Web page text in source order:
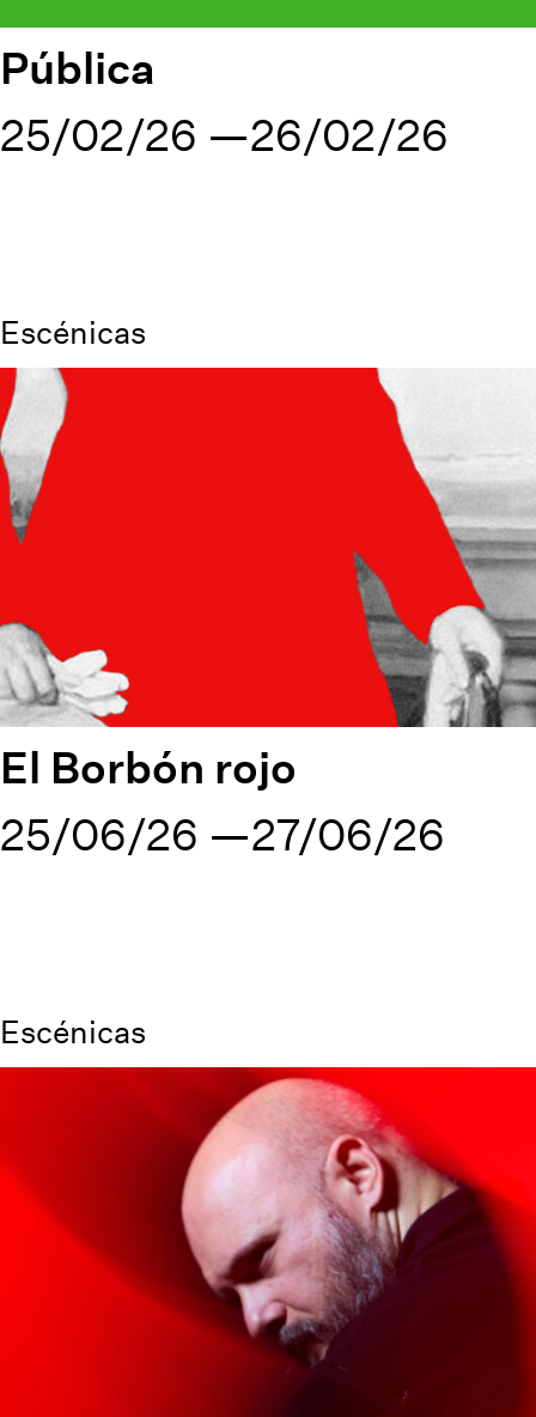
Pública
25/02/26
26/02/26
Escénicas
El Borbón rojo
25/06/26
27/06/26
Escénicas